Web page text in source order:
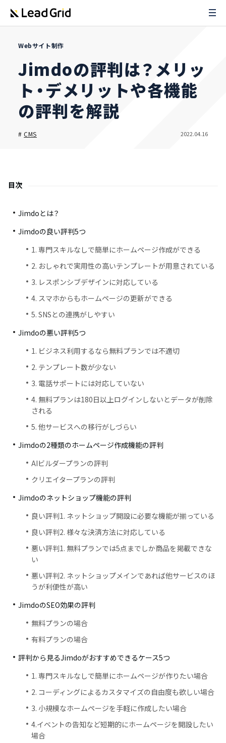
Webサイト制作
Jimdoの評判は？メリッ
ト・デメリットや各機能
の評判を解説
#CMS 2022.04.16
目次
Jimdoとは？
Jimdoの良い評判5つ
1. 専門スキルなしで簡単にホームページ作成ができる
2. おしゃれで実用性の高いテンプレートが用意されている
3. レスポンシブデザインに対応している
4. スマホからもホームページの更新ができる
5. SNSとの連携がしやすい
Jimdoの悪い評判5つ
1. ビジネス利用するなら無料プランでは不適切
2. テンプレート数が少ない
3. 電話サポートには対応していない
4. 無料プランは180日以上ログインしないとデータが削除
される
5. 他サービスへの移行がしづらい
Jimdoの2種類のホームページ作成機能の評判
AIビルダープランの評判
クリエイタープランの評判
Jimdoのネットショップ機能の評判
良い評判1. ネットショップ開設に必要な機能が揃っている
良い評判2. 様々な決済方法に対応している
悪い評判1. 無料プランでは5点までしか商品を掲載できな
い
悪い評判2. ネットショップメインであれば他サービスのほ
うが利便性が高い
JimdoのSEO効果の評判
無料プランの場合
有料プランの場合
評判から見るJimdoがおすすめできるケース5つ
1. 専門スキルなしで簡単にホームページが作りたい場合
2. コーディングによるカスタマイズの自由度も欲しい場合
3. 小規模なホームページを手軽に作成したい場合
4.イベントの告知など短期的にホームページを開設したい
場合